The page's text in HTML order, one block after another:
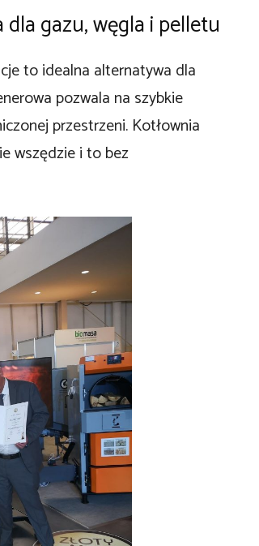
gazu, węgla i pelletu
to idealna alternatywa dla
pozwala na szybkie
przestrzeni. Kotłownia
wszędzie i to bez